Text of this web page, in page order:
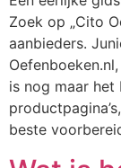
Zoek op „Cito
aanbieders.
is nog maar het
beste